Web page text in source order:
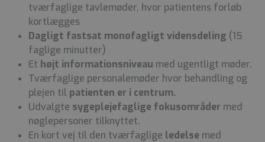
tværfaglige tavlemøder, hvor patientens forløb
kortlægges
Dagligt fastsat monofagligt vidensdeling (15
faglige minutter)
Et højt informationsniveau med ugentligt møder.
Tværfaglige personalemøder hvor behandling og
plejen til patienten er i centrum.
Udvalgte sygeplejefaglige fokusområder med
nøglepersoner tilknyttet.
En kort vej til den tværfaglige ledelse med